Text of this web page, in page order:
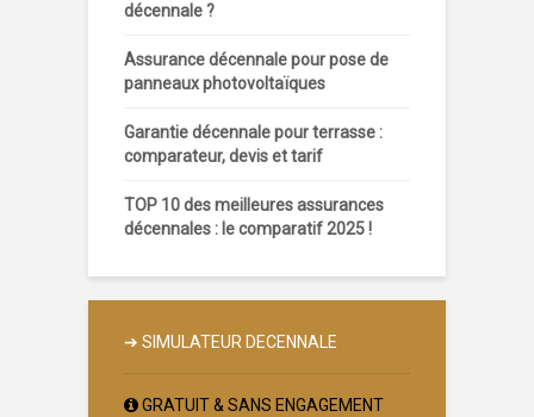
décennale ?
Assurance décennale pour pose de
panneaux photovoltaïques
Garantie décennale pour terrasse :
comparateur, devis et tarif
TOP 10 des meilleures assurances
décennales : le comparatif 2025 !
➔ SIMULATEUR DECENNALE
GRATUIT & SANS ENGAGEMENT